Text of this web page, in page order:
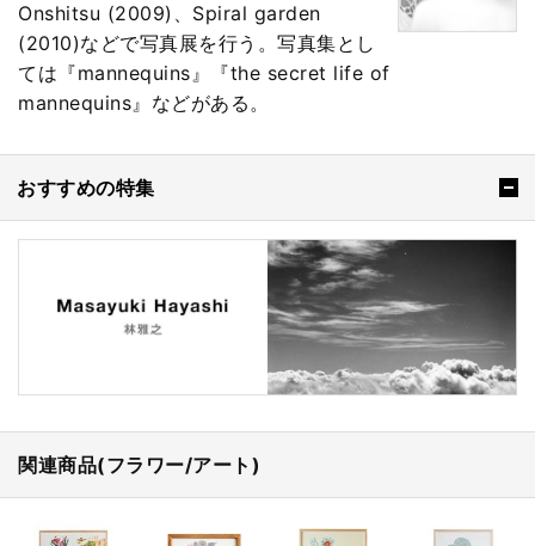
Onshitsu (2009)、Spiral garden
(2010)などで写真展を行う。写真集とし
ては『mannequins』『the secret life of
mannequins』などがある。
おすすめの特集
関連商品(フラワー/アート)